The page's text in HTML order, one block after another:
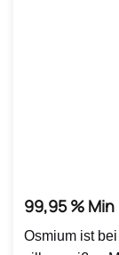
99,95 %
Osmium ist